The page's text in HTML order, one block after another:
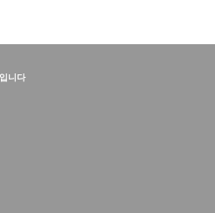
라이프 추천
니다